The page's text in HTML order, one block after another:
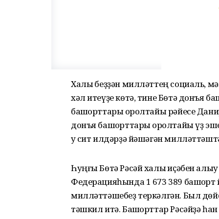
Халыҡ беҙҙән милләттең социаль,
хәл итеүҙе көтә, тине Бөтә донъя
башҡорттары ҡоролтайы рәйесе
донъя башҡорттары ҡоролтайы үҙ
уҡ сит илдәрҙә йәшәгән
Һуңғы Бөтә Рәсәй халыҡ иҫәбен
Федерацияһында 1 673 389
милләттәшебеҙ теркәлгән. Был
тәшкил итә. Башҡорттар Рәсәйҙә